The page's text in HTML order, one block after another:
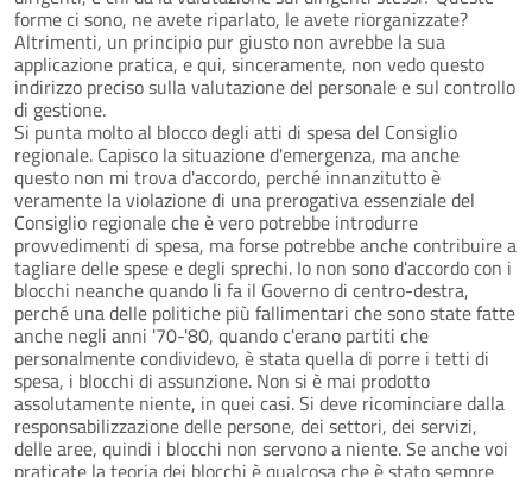
forme ci sono, ne avete riparlato, le avete riorganizzate?
Altrimenti, un principio pur giusto non avrebbe la sua
applicazione pratica, e qui, sinceramente, non vedo questo
indirizzo preciso sulla valutazione del personale e sul controllo
di gestione.
Si punta molto al blocco degli atti di spesa del Consiglio
regionale. Capisco la situazione d'emergenza, ma anche
questo non mi trova d'accordo, perché innanzitutto è
veramente la violazione di una prerogativa essenziale del
Consiglio regionale che è vero potrebbe introdurre
provvedimenti di spesa, ma forse potrebbe anche contribuire a
tagliare delle spese e degli sprechi. Io non sono d'accordo con i
blocchi neanche quando li fa il Governo di centro-destra,
perché una delle politiche più fallimentari che sono state fatte
anche negli anni '70-'80, quando c'erano partiti che
personalmente condividevo, è stata quella di porre i tetti di
spesa, i blocchi di assunzione. Non si è mai prodotto
assolutamente niente, in quei casi. Si deve ricominciare dalla
responsabilizzazione delle persone, dei settori, dei servizi,
delle aree, quindi i blocchi non servono a niente. Se anche voi
praticate la teoria dei blocchi è qualcosa che è stato sempre